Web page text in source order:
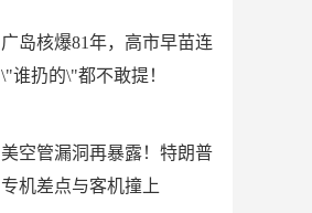
广岛核爆81年，高市早苗连
\"谁扔的\"都不敢提！
美空管漏洞再暴露！特朗普
专机差点与客机撞上